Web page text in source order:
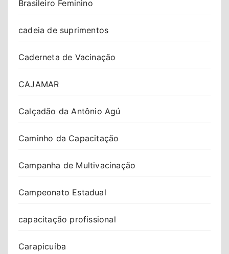
Brasileiro Feminino
cadeia de suprimentos
Caderneta de Vacinação
CAJAMAR
Calçadão da Antônio Agú
Caminho da Capacitação
Campanha de Multivacinação
Campeonato Estadual
capacitação profissional
Carapicuíba